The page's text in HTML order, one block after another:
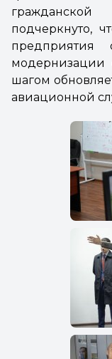
подчеркнуто,
предприятия
модернизации
шагом
авиационной